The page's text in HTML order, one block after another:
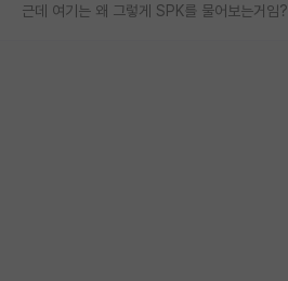
근데 여기는 왜 그렇게 SPK를 물어보는거임?